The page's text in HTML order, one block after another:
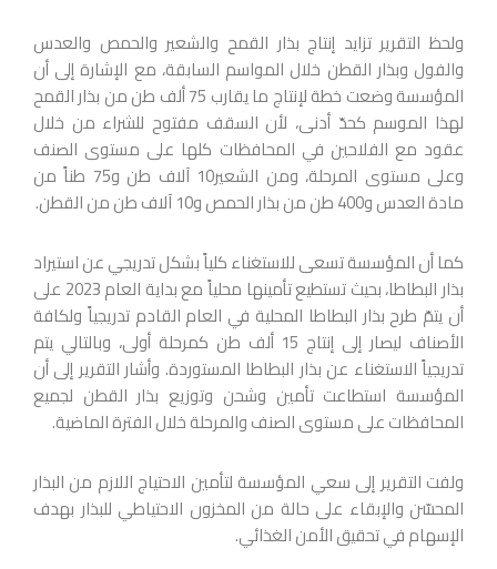
ولحظ التقرير تزايد إنتاج بذار القمح والشعير والحمص والعدس
والفول وبذار القطن خلال المواسم السابقة، مع الإشارة إلى أن
المؤسسة وضعت خطة لإنتاج ما يقارب 75 ألف طن من بذار القمح
لهذا الموسم كحدّ أدنى، لأن السقف مفتوح للشراء من خلال
عقود مع الفلاحين في المحافظات كلها على مستوى الصنف
وعلى مستوى المرحلة، ومن الشعير10 آلاف طن و75 طناً من
مادة العدس و400 طن من بذار الحمص و10 آلاف طن من القطن.
كما أن المؤسسة تسعى للاستغناء كلياً بشكل تدريجي عن استيراد
بذار البطاطا، بحيث تستطيع تأمينها محلياً مع بداية العام 2023 على
أن يتمّ طرح بذار البطاطا المحلية في العام القادم تدريجياً ولكافة
الأصناف ليصار إلى إنتاج 15 ألف طن كمرحلة أولى، وبالتالي يتم
تدريجياً الاستغناء عن بذار البطاطا المستوردة. وأشار التقرير إلى أن
المؤسسة استطاعت تأمين وشحن وتوزيع بذار القطن لجميع
المحافظات على مستوى الصنف والمرحلة خلال الفترة الماضية.
ولفت التقرير إلى سعي المؤسسة لتأمين الاحتياج اللازم من البذار
المحسّن والإبقاء على حالة من المخزون الاحتياطي للبذار بهدف
الإسهام في تحقيق الأمن الغذائي.